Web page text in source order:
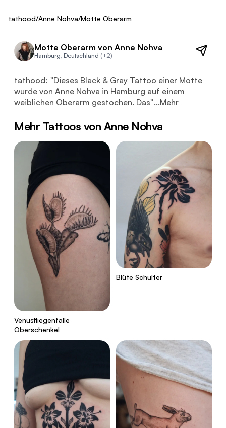
tathood/Anne Nohva/Motte Oberarm
Motte Oberarm von Anne Nohva
Hamburg, Deutschland (+2)
Dieses Black & Gray Tattoo einer Motte wurde von
tathood: "Dieses Black & Gray Tattoo einer Motte
wurde von Anne Nohva in Hamburg auf einem
weiblichen Oberarm gestochen. Das"...Mehr
Mehr Tattoos von Anne Nohva
Venusfliegenfalle
Oberschenkel
Blüte Schulter